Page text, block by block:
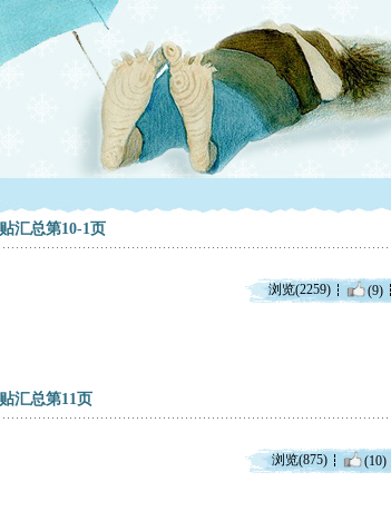
汇总第10-1页
浏览(2259) (9)
汇总第11页
浏览(875) (10)